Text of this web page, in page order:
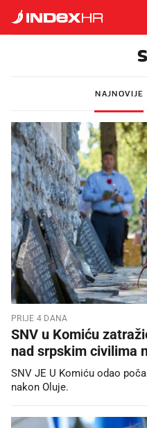
NAJNOVIJE
PRIJE 4 DANA
SNV u Komiću
nad srpskim civilima
SNV JE U Komiću odao
nakon Oluje.